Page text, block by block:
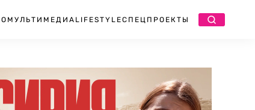
МУЛЬТИМЕДИА LIFESTYLEСПЕЦПРОЕКТЫ